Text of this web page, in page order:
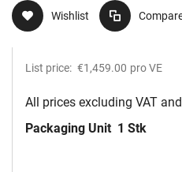
Wishlist
List price: €1,459.00 pro VE
All prices excluding VAT
Packaging Unit 1 Stk